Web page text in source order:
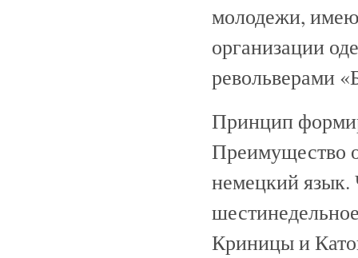
молодежи,
организации
револьверами
Принцип
Преимущество
немецкий язык.
Криницы и